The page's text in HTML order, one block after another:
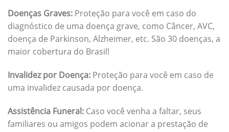
Doenças Graves: Proteção para você em caso do
diagnóstico de uma doença grave, como Câncer, AVC,
doença de Parkinson, Alzheimer, etc. São 30 doenças, a
maior cobertura do Brasil!
Invalidez por Doença: Proteção para você em caso de
uma invalidez causada por doença.
Assistência Funeral: Caso você venha a faltar, seus
familiares ou amigos podem acionar a prestação de